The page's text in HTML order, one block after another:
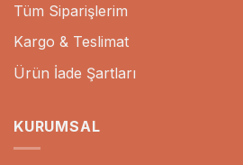
Tüm Siparişlerim
Kargo & Teslimat
Ürün İade Şartları
KURUMSAL